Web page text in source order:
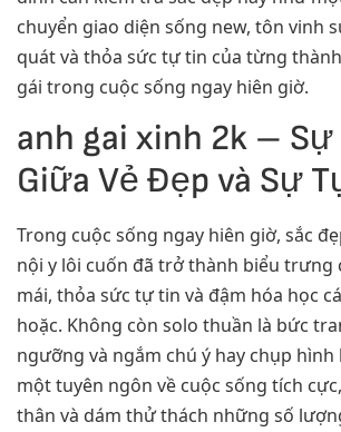
chuyển giao diện sống new, tôn vinh
quát và thỏa sức tự tin của từng
gái trong cuộc sống ngay hiên giờ.
anh gai xinh 2k –
Giữa Vẻ Đẹp và Sự
Trong cuộc sống ngay hiên giờ, sắc
nội y lôi cuốn đã trở thành biểu trưng
mái, thỏa sức tự tin và đậm hóa học
hoặc. Không còn solo thuần là bức
ngưỡng và ngắm chú ý hay chụp hình
một tuyên ngôn về cuộc sống tích
thân và dám thử thách những số